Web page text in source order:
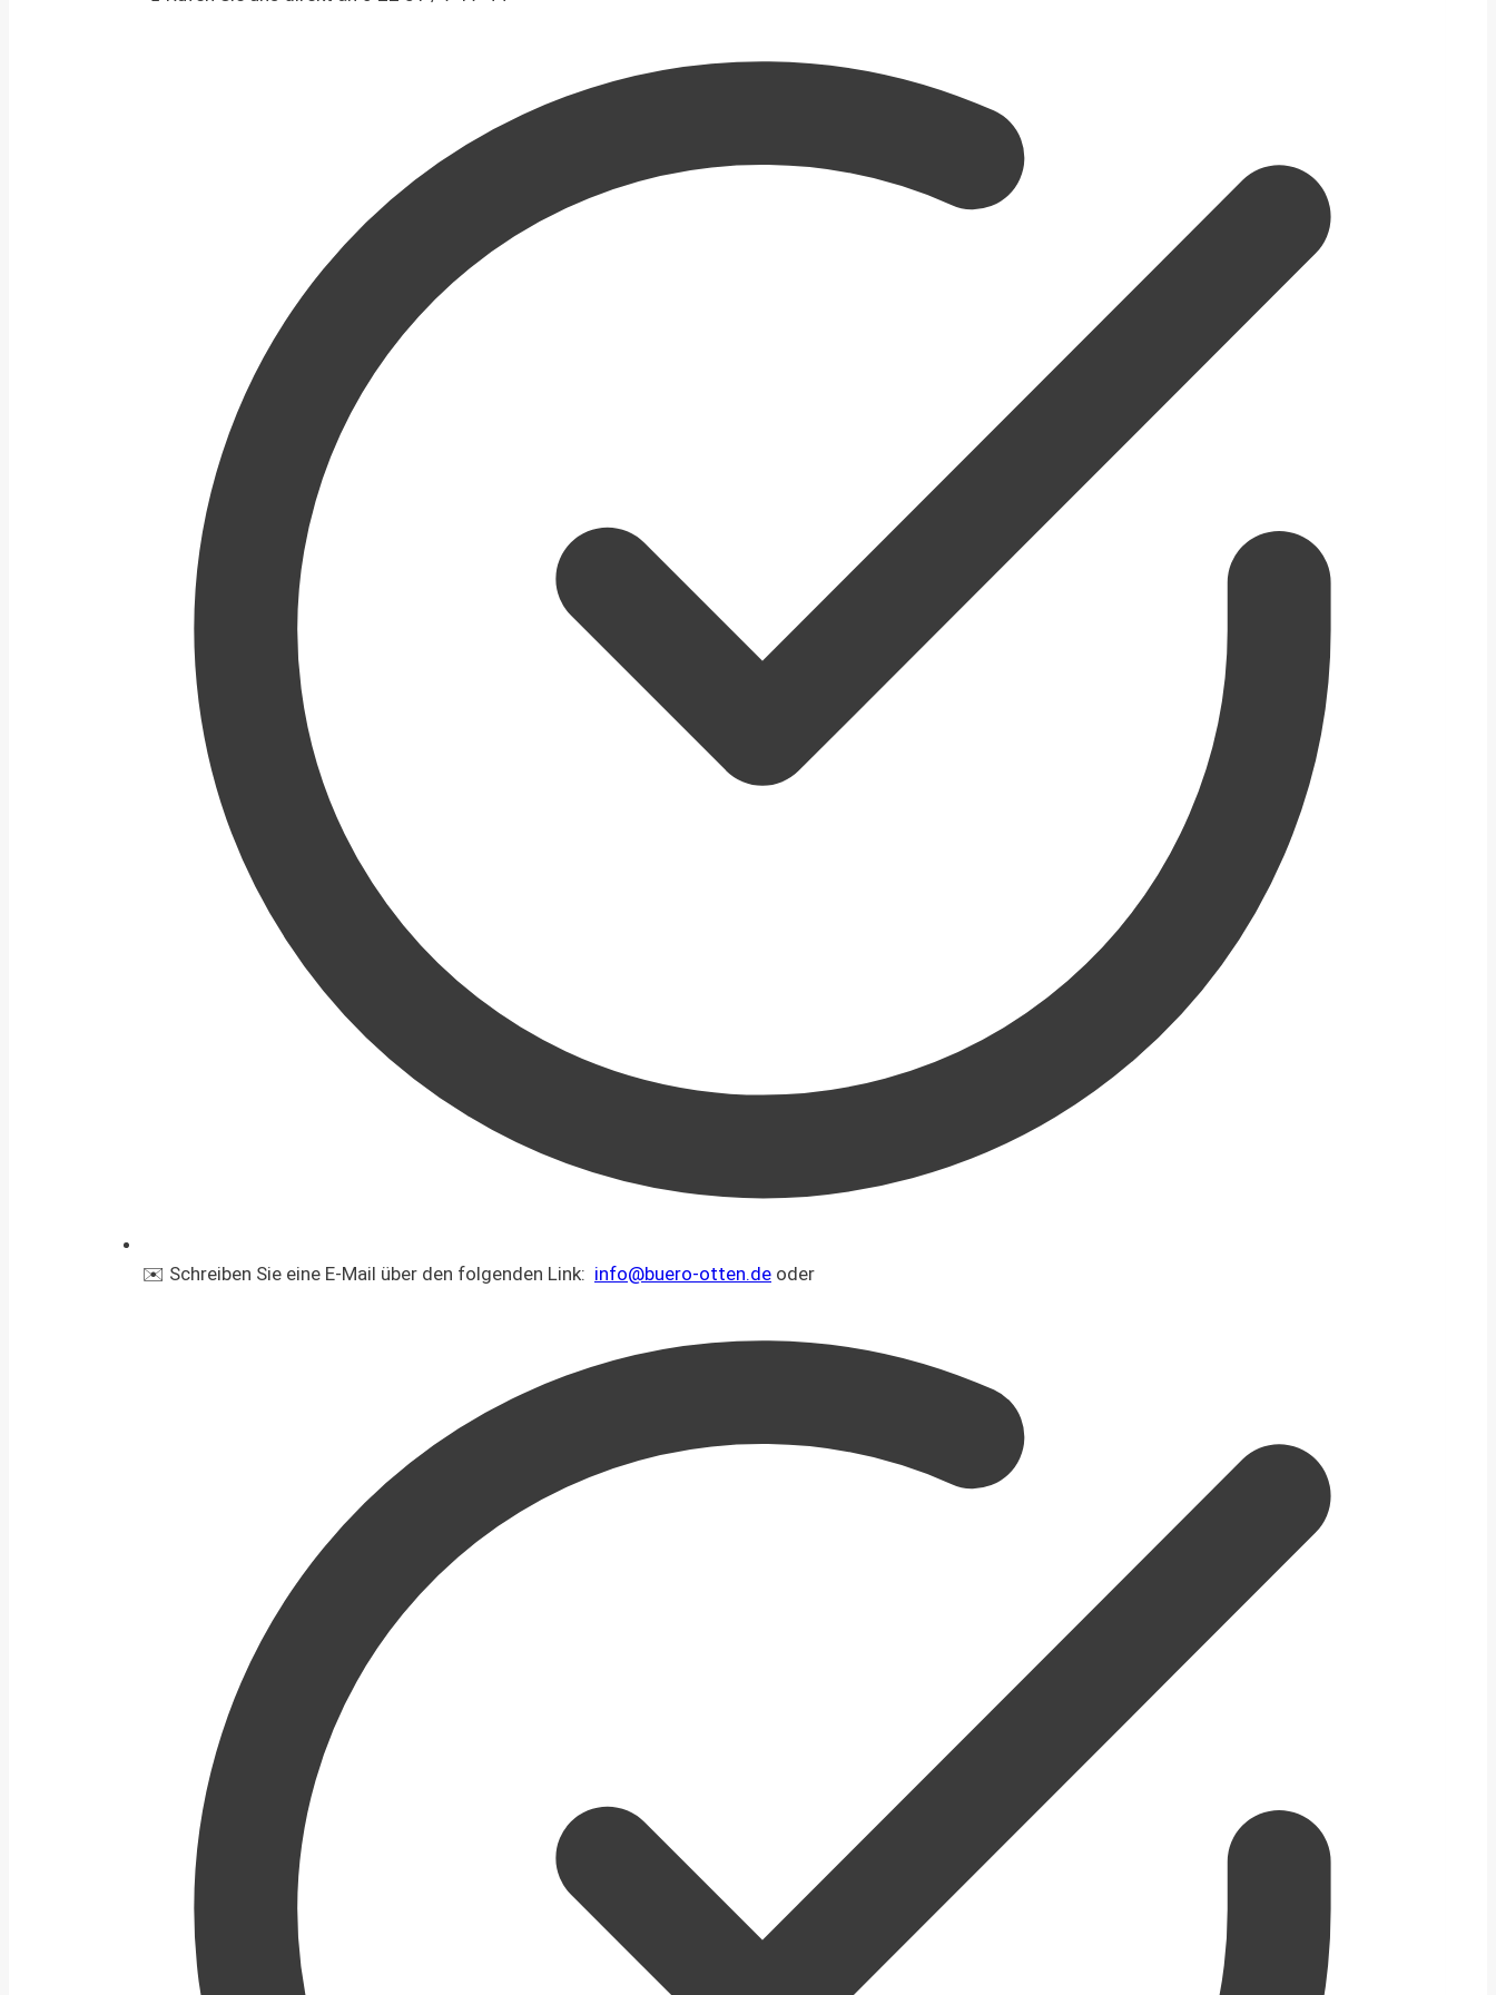
✉️ Schreiben Sie eine E-Mail über den folgenden Link: info@buero-otten.de oder